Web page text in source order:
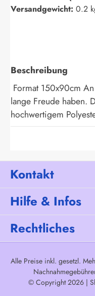
Versandgewicht: 0.2
Beschreibung
Format 150x90cm
lange Freude haben.
hochwertigem
Kontakt
Hilfe & Infos
Rechtliches
Alle Preise inkl. gesetzl.
© Copyright 2026 |